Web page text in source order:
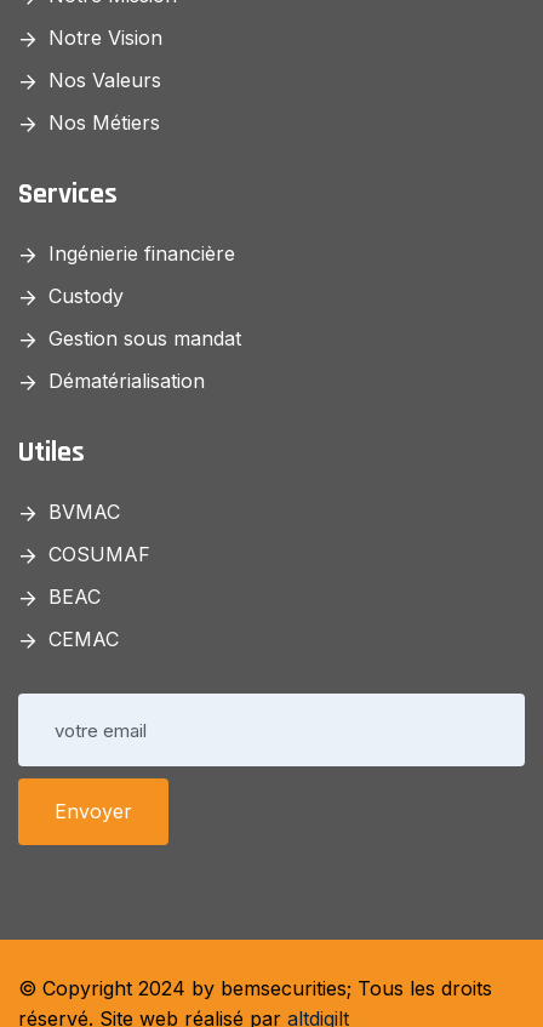
Notre Vision
Nos Valeurs
Nos Métiers
Services
Ingénierie financière
Custody
Gestion sous mandat
Dématérialisation
Utiles
BVMAC
COSUMAF
BEAC
CEMAC
© Copyright 2024 by bemsecurities; Tous les droits
réservé. Site web réalisé par altdigilt